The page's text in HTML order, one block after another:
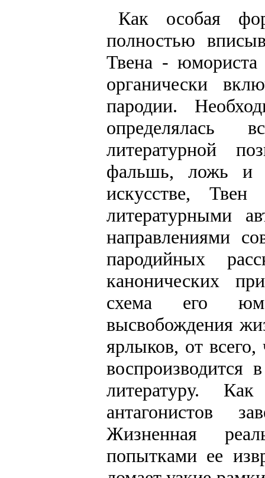
Как особая
полностью
Твена - юмориста
органически
пародии.
определялась
литературной
фальшь, ложь и
искусстве,
литературными
направлениями
пародийных
канонических
схема его
высвобождения
ярлыков, от всего,
воспроизводится
литературу.
антагонистов
Жизненная
попытками ее